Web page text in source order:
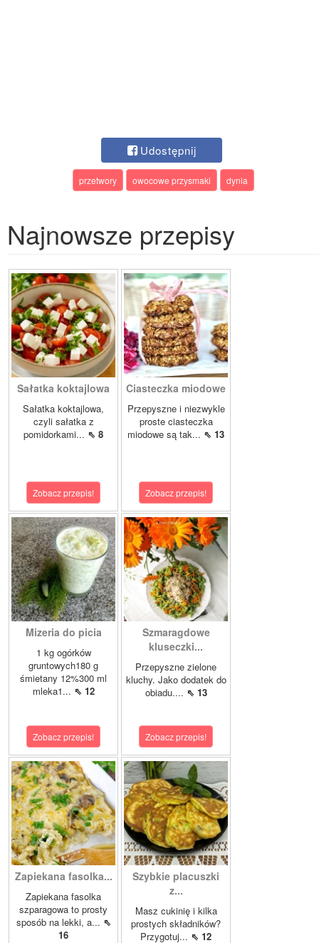
Udostępnij
przetwory owocowe przysmaki dynia
Najnowsze przepisy
Sałatka koktajlowa
Sałatka koktajlowa,
czyli sałatka z
pomidorkami... ⇖ 8
Zobacz przepis!
Ciasteczka miodowe
Przepyszne i niezwykle
proste ciasteczka
miodowe są tak... ⇖ 13
Zobacz przepis!
Mizeria do picia
1 kg ogórków
gruntowych180 g
śmietany 12%300 ml
mleka1... ⇖ 12
Zobacz przepis!
Szmaragdowe
kluseczki...
Przepyszne zielone
kluchy. Jako dodatek do
obiadu.... ⇖ 13
Zobacz przepis!
Zapiekana fasolka...
Zapiekana fasolka
szparagowa to prosty
sposób na lekki, a... ⇖
16
Szybkie placuszki
z...
Masz cukinię i kilka
prostych składników?
Przygotuj... ⇖ 12